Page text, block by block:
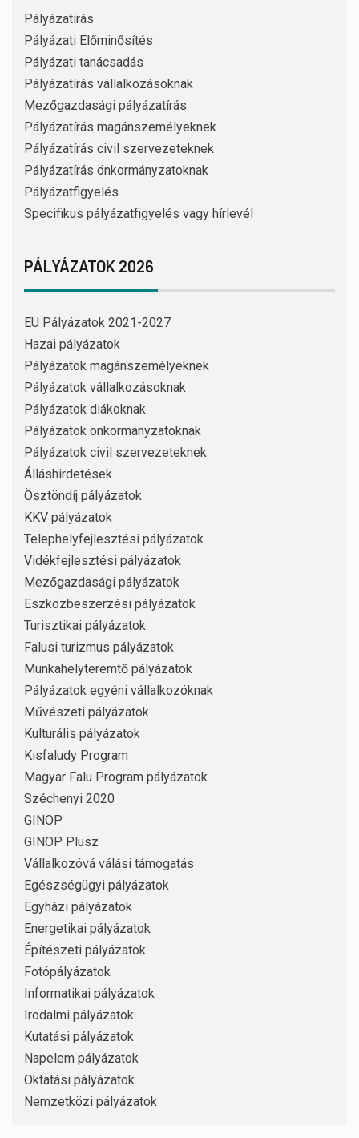
Pályázatírás
Pályázati Előminősítés
Pályázati tanácsadás
Pályázatírás vállalkozásoknak
Mezőgazdasági pályázatírás
Pályázatírás magánszemélyeknek
Pályázatírás civil szervezeteknek
Pályázatírás önkormányzatoknak
Pályázatfigyelés
Specifikus pályázatfigyelés vagy hírlevél
PÁLYÁZATOK 2026
EU Pályázatok 2021-2027
Hazai pályázatok
Pályázatok magánszemélyeknek
Pályázatok vállalkozásoknak
Pályázatok diákoknak
Pályázatok önkormányzatoknak
Pályázatok civil szervezeteknek
Álláshirdetések
Ösztöndíj pályázatok
KKV pályázatok
Telephelyfejlesztési pályázatok
Vidékfejlesztési pályázatok
Mezőgazdasági pályázatok
Eszközbeszerzési pályázatok
Turisztikai pályázatok
Falusi turizmus pályázatok
Munkahelyteremtő pályázatok
Pályázatok egyéni vállalkozóknak
Művészeti pályázatok
Kulturális pályázatok
Kisfaludy Program
Magyar Falu Program pályázatok
Széchenyi 2020
GINOP
GINOP Plusz
Vállalkozóvá válási támogatás
Egészségügyi pályázatok
Egyházi pályázatok
Energetikai pályázatok
Építészeti pályázatok
Fotópályázatok
Informatikai pályázatok
Irodalmi pályázatok
Kutatási pályázatok
Napelem pályázatok
Oktatási pályázatok
Nemzetközi pályázatok